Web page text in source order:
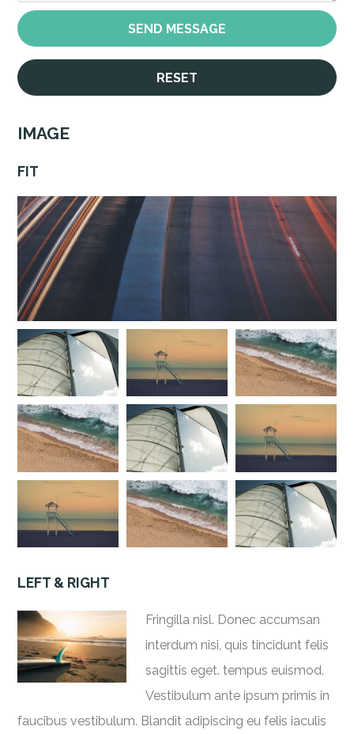
IMAGE
FIT
LEFT & RIGHT
Fringilla nisl. Donec accumsan
interdum nisi, quis tincidunt felis
sagittis eget. tempus euismod.
Vestibulum ante ipsum primis in
faucibus vestibulum. Blandit adipiscing eu felis iaculis